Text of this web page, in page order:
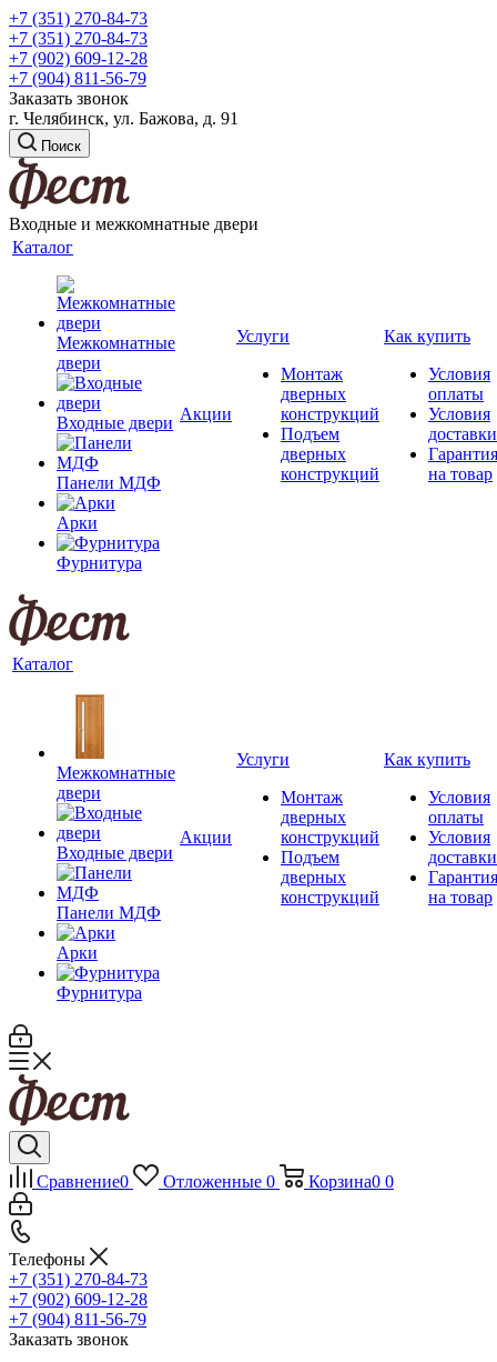
+7 (351) 270-84-73
+7 (351) 270-84-73
+7 (902) 609-12-28
+7 (904) 811-56-79
Заказать звонок
г. Челябинск, ул. Бажова, д. 91
Поиск
Входные и межкомнатные двери
Каталог
Межкомнатные
двери
Входные двери
Панели МДФ
Арки
Фурнитура
Акции
Услуги
Монтаж
дверных
конструкций
Подъем
дверных
конструкций
Как купить
Условия
оплаты
Условия
доставки
Гарантия
на товар
Каталог
Межкомнатные
двери
Входные двери
Панели МДФ
Арки
Фурнитура
Акции
Услуги
Монтаж
дверных
конструкций
Подъем
дверных
конструкций
Как купить
Условия
оплаты
Условия
доставки
Гарантия
на товар
Сравнение0 Отложенные 0 Корзина0 0
Телефоны
+7 (351) 270-84-73
+7 (902) 609-12-28
+7 (904) 811-56-79
Заказать звонок